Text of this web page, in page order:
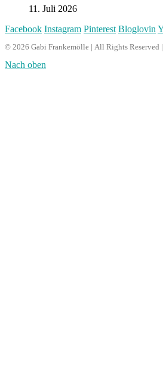
11. Juli 2026
Facebook Instagram Pinterest Bloglovin
© 2026 Gabi Frankemölle | All Rights Reserved |
Nach oben